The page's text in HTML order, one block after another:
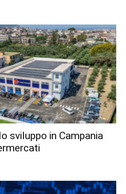
sviluppo in Campania